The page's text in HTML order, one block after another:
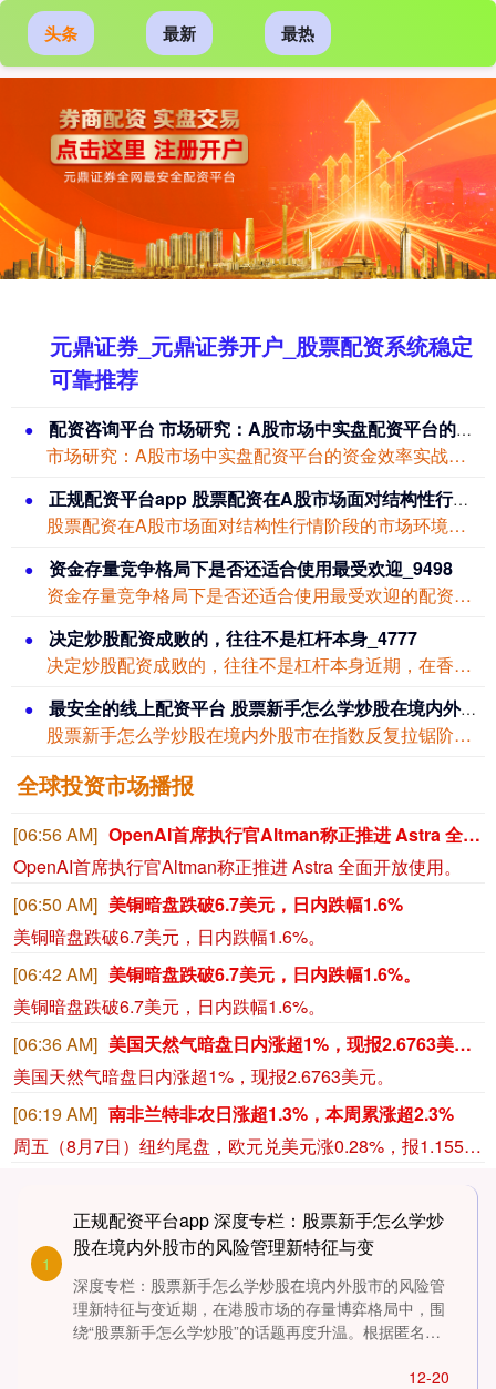
元鼎证券_元鼎证券开户_股票配资系统稳定
可靠推荐
配资咨询平台 市场研究：A股市场中实盘配资平台的资金效率实战经验
市场研究：A股市场中实盘配资平台的资金效率实战经验近期，在港股市场的指数反复拉锯...
正规配资平台app 股票配资在A股市场面对结构性行情阶段的市场环境下的资产配置
股票配资在A股市场面对结构性行情阶段的市场环境下的资产配置近期，在港股市场的存量...
资金存量竞争格局下是否还适合使用最受欢迎_9498
资金存量竞争格局下是否还适合使用最受欢迎的配资平台通过对国内外股票市场的观察可以...
决定炒股配资成败的，往往不是杠杆本身_4777
决定炒股配资成败的，往往不是杠杆本身近期，在香港股市的板块轮动加快期中，围绕“炒...
最安全的线上配资平台 股票新手怎么学炒股在境内外股市在指数反复拉锯阶段中下的产品设
股票新手怎么学炒股在境内外股市在指数反复拉锯阶段中下的产品设近期，在境内外股市的...
全球投资市场播报
[06:56 AM]
OpenAI首席执行官Altman称正推进 Astra 全面开放使用。
OpenAI首席执行官Altman称正推进 Astra 全面开放使用。
[06:50 AM] 美铜暗盘跌破6.7美元，日内跌幅1.6%
美铜暗盘跌破6.7美元，日内跌幅1.6%。
[06:42 AM] 美铜暗盘跌破6.7美元，日内跌幅1.6%。
美铜暗盘跌破6.7美元，日内跌幅1.6%。
[06:36 AM]
美国天然气暗盘日内涨超1%，现报2.6763美元。
美国天然气暗盘日内涨超1%，现报2.6763美元。
[06:19 AM] 南非兰特非农日涨超1.3%，本周累涨超2.3%
周五（8月7日）纽约尾盘，欧元兑美元涨0.28%，报1.1558，北京时间20:30发布美国非农就业报告带来一波短线拉升行情，本周累计上涨0.27%，整体呈现出W形走势。英镑兑美元涨0.28%，报1.3492，本周累涨0.75%。美元兑瑞郎跌0.53%，报0.8080，本周涨0.06%。商品货币对中，澳元兑美元涨0.50%、本周累涨0.68%，纽元兑美元涨0.39%、本周累涨0.23%，美元兑加元跌0.52%、本周累跌0.56%。瑞典克朗兑美元涨0.01%、本周累涨0.26%，挪威克朗兑美元涨0.37%、本周累跌0.43%，丹麦克朗兑美元涨0.28%、本周累涨0.27%。波兰兹罗提兑美元涨0.39%、本周累涨0.53%，美元兑匈牙利福林跌0.88%、本周累跌0.77%。土耳其里拉兑美元跌0.13%、本周累跌0.40%，南非兰特兑美元涨1.34%、本周累涨2.32%，墨西哥比索兑美元涨0.56%、本周累涨1.19%，巴西雷亚尔兑美元涨0.56%、本周累跌0.23%呈现出V形走势。
1
正规配资平台app 深度专栏：股票新手怎么学炒
股在境内外股市的风险管理新特征与变
深度专栏：股票新手怎么学炒股在境内外股市的风险管
理新特征与变近期，在港股市场的存量博弈格局中，围
绕“股票新手怎么学炒股”的话题再度升温。根据匿名统
12-20
头条 最新 最热